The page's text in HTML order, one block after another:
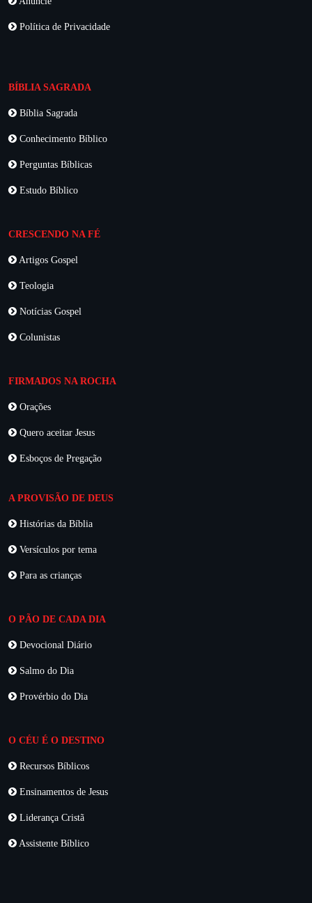
Política de Privacidade
BÍBLIA SAGRADA
Bíblia Sagrada
Conhecimento Bíblico
Perguntas Bíblicas
Estudo Bíblico
CRESCENDO NA FÉ
Artigos Gospel
Teologia
Notícias Gospel
Colunistas
FIRMADOS NA ROCHA
Orações
Quero aceitar Jesus
Esboços de Pregação
A PROVISÃO DE DEUS
Histórias da Bíblia
Versículos por tema
Para as crianças
O PÃO DE CADA DIA
Devocional Diário
Salmo do Dia
Provérbio do Dia
O CÉU É O DESTINO
Recursos Bíblicos
Ensinamentos de Jesus
Liderança Cristã
Assistente Bíblico